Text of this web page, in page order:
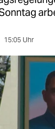
15:05 Uhr